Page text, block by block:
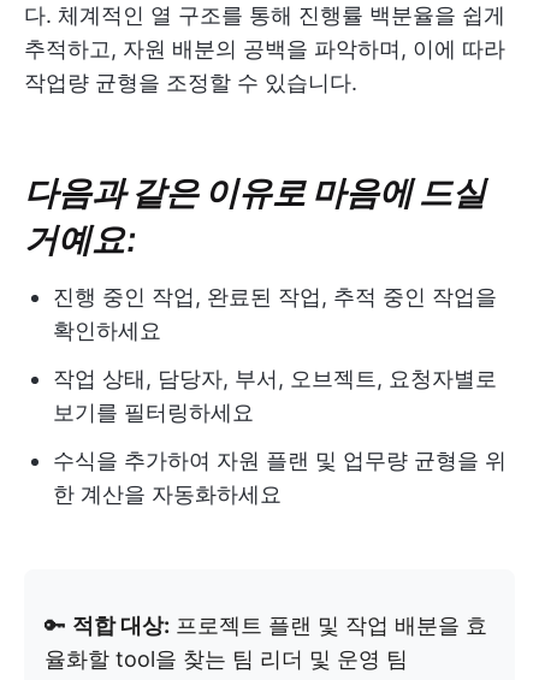
다. 체계적인 열 구조를 통해 진행률 백분율을 쉽게
추적하고, 자원 배분의 공백을 파악하며, 이에 따라
작업량 균형을 조정할 수 있습니다.
다음과 같은 이유로 마음에 드실
거예요:
진행 중인 작업, 완료된 작업, 추적 중인 작업을
확인하세요
작업 상태, 담당자, 부서, 오브젝트, 요청자별로
보기를 필터링하세요
수식을 추가하여 자원 플랜 및 업무량 균형을 위
한 계산을 자동화하세요
🔑 적합 대상: 프로젝트 플랜 및 작업 배분을 효
율화할 tool을 찾는 팀 리더 및 운영 팀